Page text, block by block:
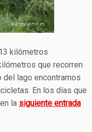
kilómetros
que recorren
del lago encontramos
En los días que
la siguiente entrada